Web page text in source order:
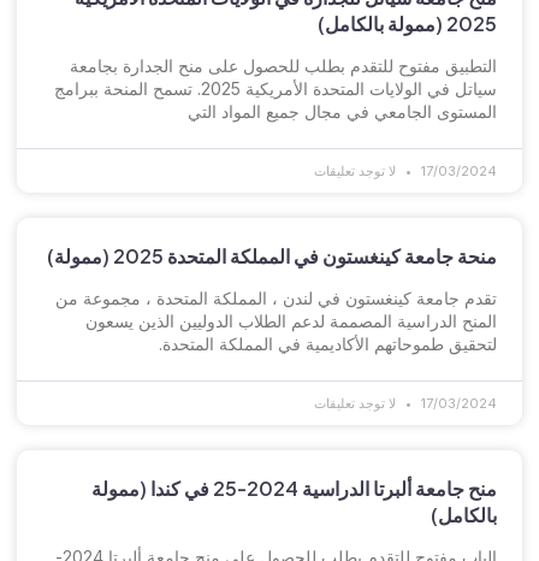
2025 (ممولة بالكامل)
التطبيق مفتوح للتقدم بطلب للحصول على منح الجدارة بجامعة
سياتل في الولايات المتحدة الأمريكية 2025. تسمح المنحة ببرامج
المستوى الجامعي في مجال جميع المواد التي
17/03/2024 لا توجد تعليقات
منحة جامعة كينغستون في المملكة المتحدة 2025 (ممولة)
تقدم جامعة كينغستون في لندن ، المملكة المتحدة ، مجموعة من
المنح الدراسية المصممة لدعم الطلاب الدوليين الذين يسعون
لتحقيق طموحاتهم الأكاديمية في المملكة المتحدة.
17/03/2024 لا توجد تعليقات
منح جامعة ألبرتا الدراسية 2024-25 في كندا (ممولة
بالكامل)
الباب مفتوح للتقدم بطلب للحصول على منح جامعة ألبرتا 2024-